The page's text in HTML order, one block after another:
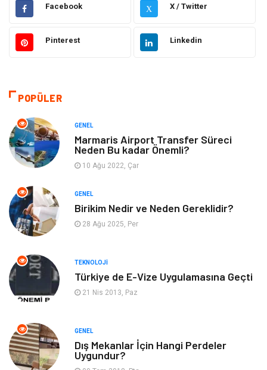
Gıda Otomotiv
Emlak
Bilgisayar & Yazılım
Mobilya Seo Teknikleri
Tatil
Webmaster Araçları
Görsel
Hediyelik Eşya Kültür
Facebook X X / Twitter
Pinterest Linkedin
POPÜLER
GENEL
Marmaris Airport Transfer Süreci
Neden Bu kadar Önemli?
10 Ağu 2022, Çar
GENEL
Birikim Nedir ve Neden Gereklidir?
28 Ağu 2025, Per
TEKNOLOJI
Türkiye de E-Vize Uygulamasına Geçti
21 Nis 2013, Paz
GENEL
Dış Mekanlar İçin Hangi Perdeler
Uygundur?